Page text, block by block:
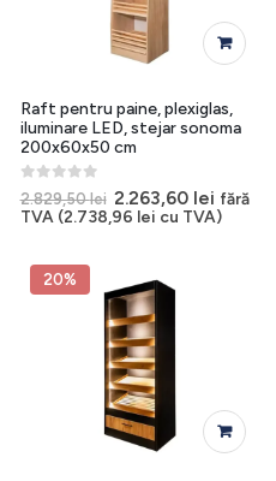
Raft pentru paine, plexiglas,
iluminare LED, stejar sonoma
200x60x50 cm
0out of 5
2.829,50lei Prețul
inițial
2.263,60 lei Prețul
curent
fără
TVA (2.738,96 lei cu TVA)
20%